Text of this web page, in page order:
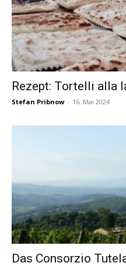
Rezept: Tortelli alla
Stefan Pribnow - 16. Mai 2024
Das Consorzio